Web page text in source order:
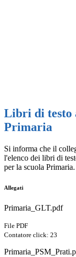
Libri di testo
Primaria
Si informa che il
l'elenco dei libri di
per la scuola Primaria.
Allegati
Primaria_GLT.pdf
File PDF
Contatore click: 23